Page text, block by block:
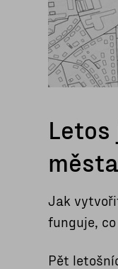
města
Jak
funguje,
Pět